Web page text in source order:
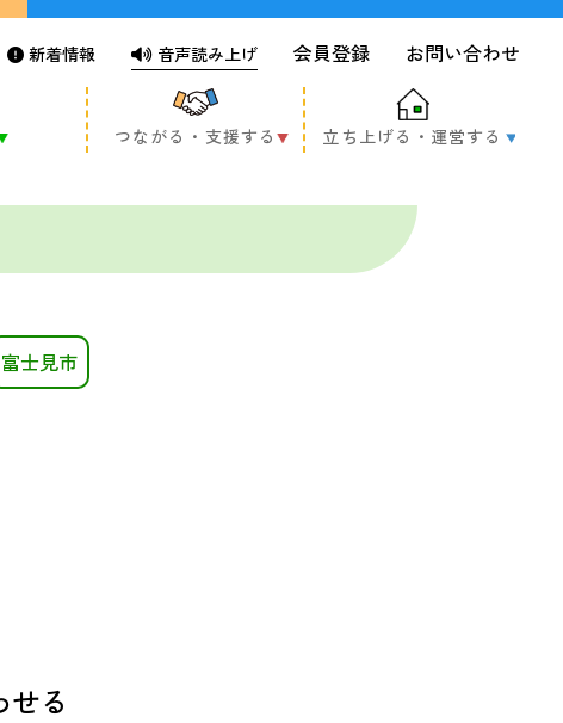
新着情報 音声読み上げ 会員登録 お問い合わせ
つながる・支援する 立ち上げる・運営する
富士見市
る